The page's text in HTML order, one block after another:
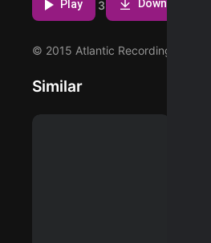
Play 3 Download
© 2015 Atlantic Recording
Similar